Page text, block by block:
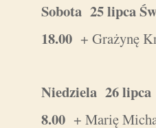
Sobota 25 lipca
18.00 + Grażynę
Niedziela 26
8.00 + Marię